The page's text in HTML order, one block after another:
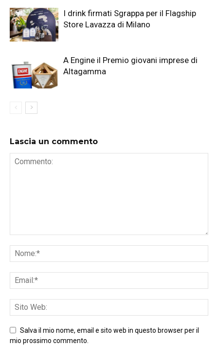
I drink firmati Sgrappa per il Flagship
Store Lavazza di Milano
A Engine il Premio giovani imprese di
Altagamma
Lascia un commento
Salva il mio nome, email e sito web in questo browser per il
mio prossimo commento.